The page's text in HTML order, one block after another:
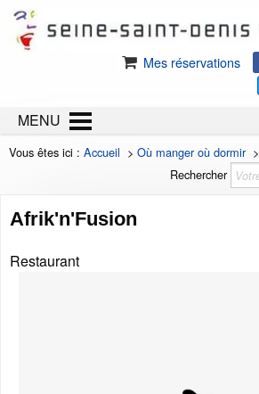
Mes réservations
MENU
Vous êtes ici : Accueil > Où manger où dormir>
Rechercher
Afrik'n'Fusion
Restaurant